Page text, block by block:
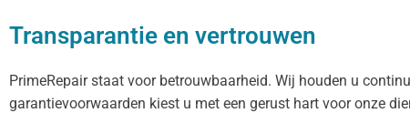
Transparantie en vertrouwen
PrimeRepair staat voor betrouwbaarheid. Wij houden u
garantievoorwaarden kiest u met een gerust hart voor onze